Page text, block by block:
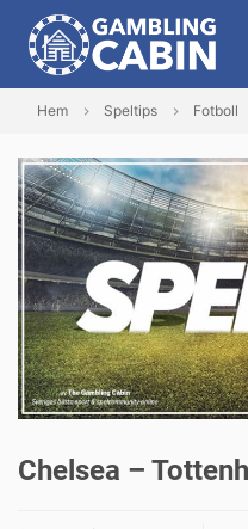
Hem Speltips Fotboll
Chelsea –